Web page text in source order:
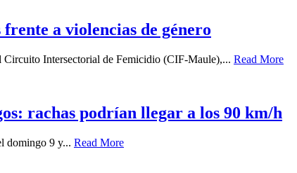
a violencias de género
Circuito Intersectorial de Femicidio (CIF-Maule),... Read More
rachas podrían llegar a los 90 km/h
domingo 9 y... Read More